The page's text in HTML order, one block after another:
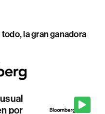
la gran ganadora
por